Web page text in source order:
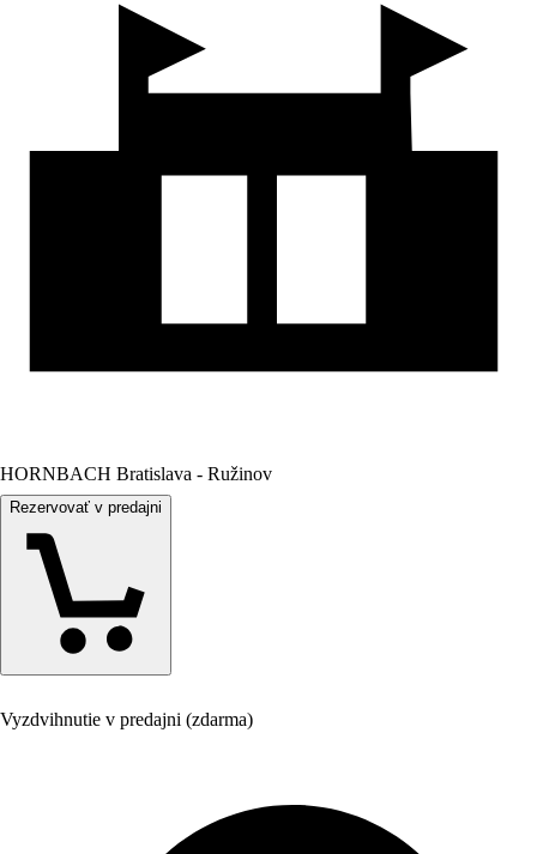
HORNBACH Bratislava - Ružinov
Rezervovať v predajni
Vyzdvihnutie v predajni (zdarma)